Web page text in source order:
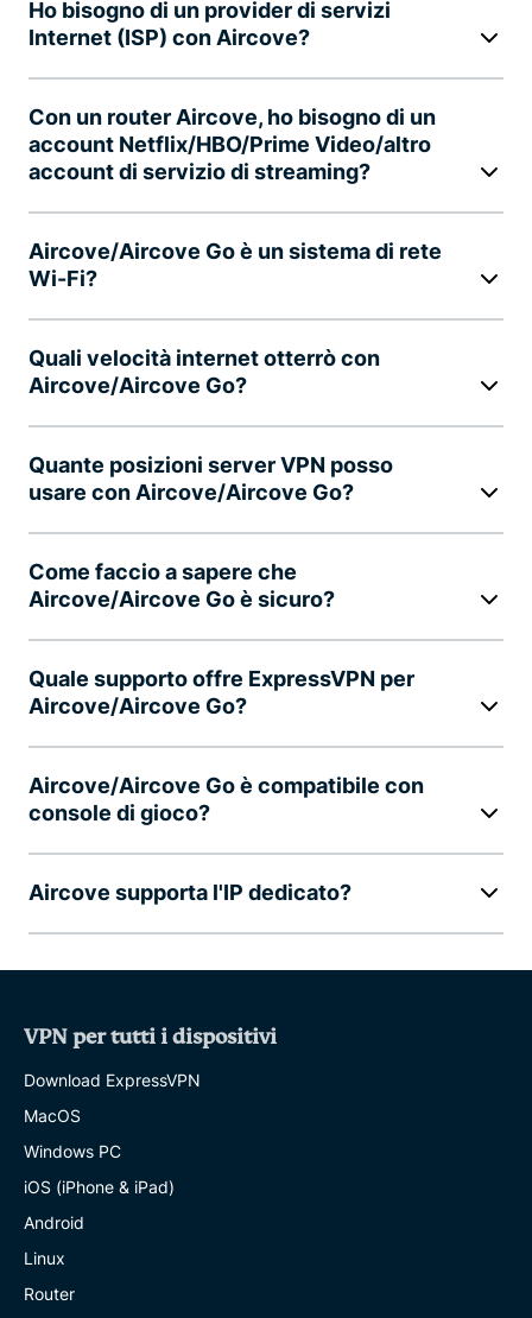
Ho bisogno di un provider di servizi
Internet (ISP) con Aircove?
Con un router Aircove, ho bisogno di un
account Netflix/HBO/Prime Video/altro
account di servizio di streaming?
Aircove/Aircove Go è un sistema di rete
Wi-Fi?
Quali velocità internet otterrò con
Aircove/Aircove Go?
Quante posizioni server VPN posso
usare con Aircove/Aircove Go?
Come faccio a sapere che
Aircove/Aircove Go è sicuro?
Quale supporto offre ExpressVPN per
Aircove/Aircove Go?
Aircove/Aircove Go è compatibile con
console di gioco?
Aircove supporta l'IP dedicato?
VPN per tutti i dispositivi
Download ExpressVPN
MacOS
Windows PC
iOS (iPhone & iPad)
Android
Linux
Router